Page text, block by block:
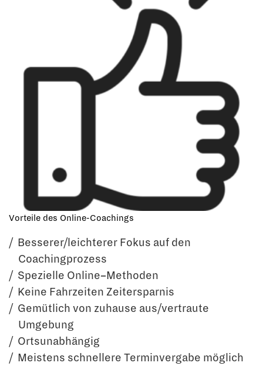
Vorteile des Online-Coachings
Besserer/leichterer Fokus auf den
Coachingprozess
Spezielle Online–Methoden
Keine Fahrzeiten Zeitersparnis
Gemütlich von zuhause aus/vertraute
Umgebung
Ortsunabhängig
Meistens schnellere Terminvergabe möglich